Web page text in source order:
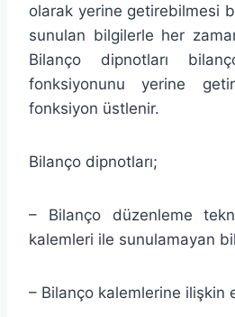
olarak yerine getirebilmesi
sunulan bilgilerle her
Bilanço dipnotları
fonksiyonunu yerine
fonksiyon üstlenir.
Bilanço dipnotları;
– Bilanço düzenleme
kalemleri ile sunulamayan
– Bilanço kalemlerine ilişkin